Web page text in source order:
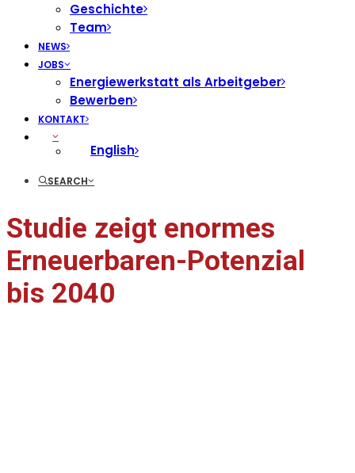
Geschichte
Team
NEWS
JOBS
Energiewerkstatt als Arbeitgeber
Bewerben
KONTAKT
English
SEARCH
Studie zeigt enormes
Erneuerbaren-Potenzial
bis 2040